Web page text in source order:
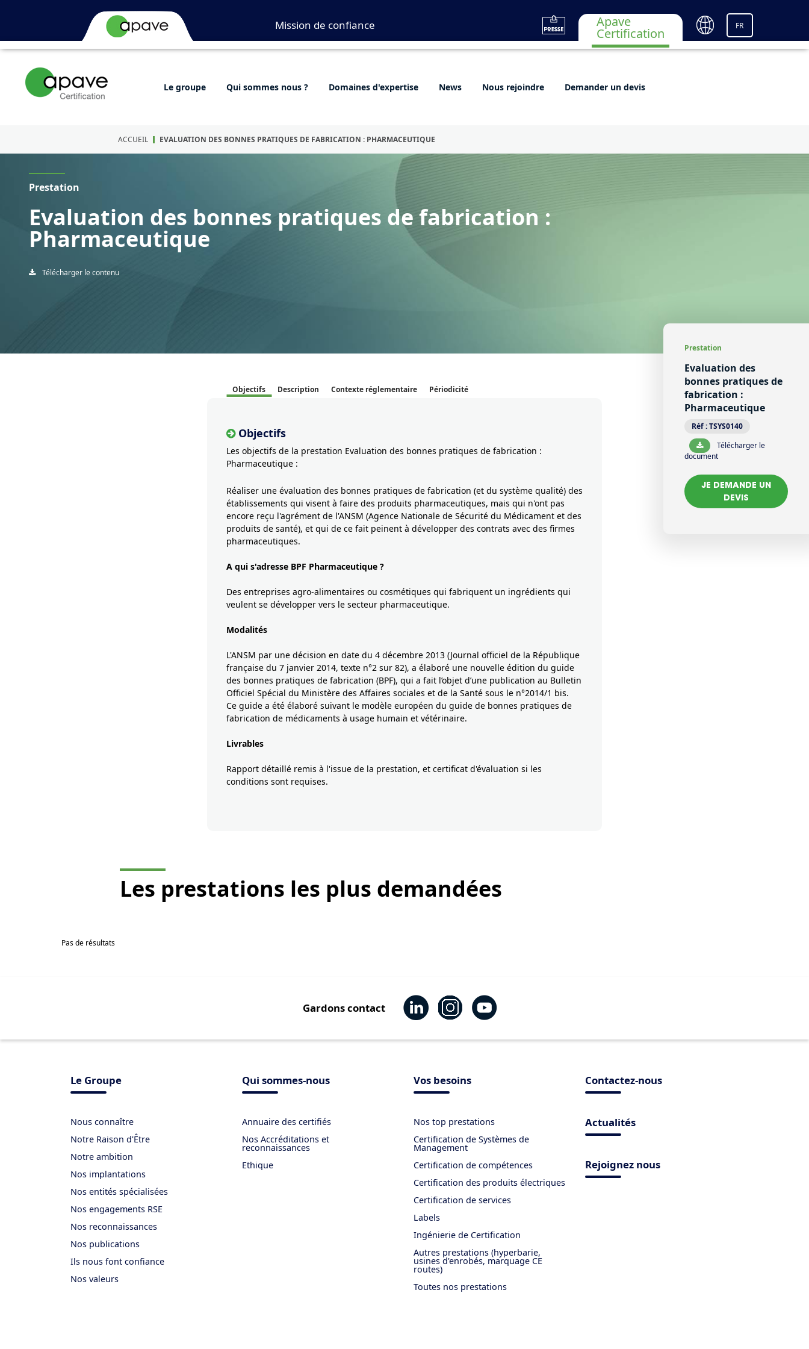
Mission de confiance Apave
Certification FR
Le groupe Qui sommes nous ? Domaines d'expertise News Nous rejoindre Demander un devis
ACCUEIL EVALUATION DES BONNES PRATIQUES DE FABRICATION : PHARMACEUTIQUE
Prestation
Evaluation des bonnes pratiques de fabrication :
Pharmaceutique
Télécharger le contenu
Objectifs Description Contexte réglementaire Périodicité
Objectifs
Les objectifs de la prestation Evaluation des bonnes pratiques de fabrication :
Pharmaceutique :
Réaliser une évaluation des bonnes pratiques de fabrication (et du système qualité) des
établissements qui visent à faire des produits pharmaceutiques, mais qui n'ont pas
encore reçu l'agrément de l'ANSM (Agence Nationale de Sécurité du Médicament et des
produits de santé), et qui de ce fait peinent à développer des contrats avec des firmes
pharmaceutiques.
A qui s'adresse BPF Pharmaceutique ?
Des entreprises agro-alimentaires ou cosmétiques qui fabriquent un ingrédients qui
veulent se développer vers le secteur pharmaceutique.
Modalités
L'ANSM par une décision en date du 4 décembre 2013 (Journal officiel de la République
française du 7 janvier 2014, texte n°2 sur 82), a élaboré une nouvelle édition du guide
des bonnes pratiques de fabrication (BPF), qui a fait l’objet d’une publication au Bulletin
Officiel Spécial du Ministère des Affaires sociales et de la Santé sous le n°2014/1 bis.
Ce guide a été élaboré suivant le modèle européen du guide de bonnes pratiques de
fabrication de médicaments à usage humain et vétérinaire.
Livrables
Rapport détaillé remis à l'issue de la prestation, et certificat d'évaluation si les
conditions sont requises.
Prestation
Evaluation des
bonnes pratiques de
fabrication :
Pharmaceutique
Réf :TSYS0140
Télécharger le
document
JE DEMANDE UN
DEVIS
Les prestations les plus demandées
Pas de résultats
Gardons contact
Le Groupe
Nous connaître
Notre Raison d'Être
Notre ambition
Nos implantations
Nos entités spécialisées
Nos engagements RSE
Nos reconnaissances
Nos publications
Ils nous font confiance
Nos valeurs
Qui sommes-nous
Annuaire des certifiés
Nos Accréditations et
reconnaissances
Ethique
Vos besoins
Nos top prestations
Certification de Systèmes de
Management
Certification de compétences
Certification des produits électriques
Certification de services
Labels
Ingénierie de Certification
Autres prestations (hyperbarie,
usines d'enrobés, marquage CE
routes)
Toutes nos prestations
Contactez-nous
Actualités
Rejoignez nous